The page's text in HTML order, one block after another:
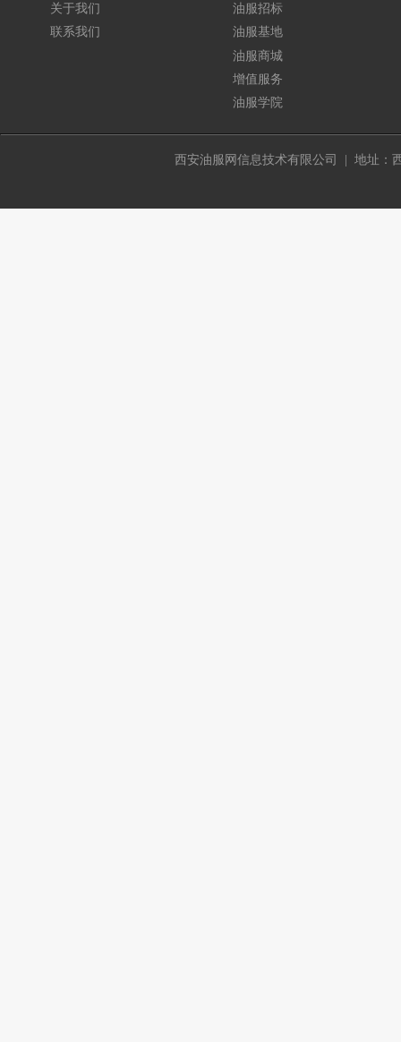
关于我们
联系我们
油服招标
油服基地
油服商城
增值服务
油服学院
西安油服网信息技术有限公司 | 地址：